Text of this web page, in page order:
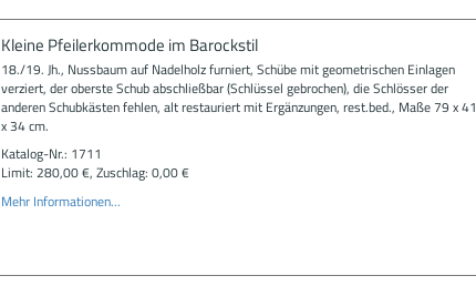
Kleine Pfeilerkommode im Barockstil
18./19. Jh., Nussbaum auf Nadelholz furniert, Schübe mit geometrischen Einlagen
verziert, der oberste Schub abschließbar (Schlüssel gebrochen), die Schlösser der
anderen Schubkästen fehlen, alt restauriert mit Ergänzungen, rest.bed., Maße 79 x 41
x 34 cm.
Katalog-Nr.: 1711
Limit: 280,00 €, Zuschlag: 0,00 €
Mehr Informationen...